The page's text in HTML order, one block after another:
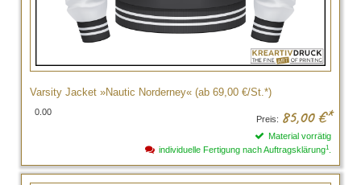
Varsity Jacket »Nautic Norderney« (ab 69,00 €/St.*)
0.00
Preis: 85,00 €*
Material vorrätig
individuelle Fertigung nach Auftragsklärung1